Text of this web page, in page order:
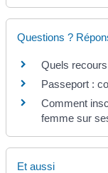
Questions ?
Quels
Passeport :
Comment
femme sur
Et aussi